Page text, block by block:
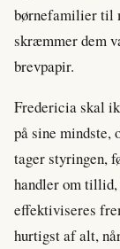
børnefamilier til
skræmmer dem
brevpapir.
Fredericia skal
på sine mindste,
tager styringen,
handler om
effektiviseres
hurtigst af alt,